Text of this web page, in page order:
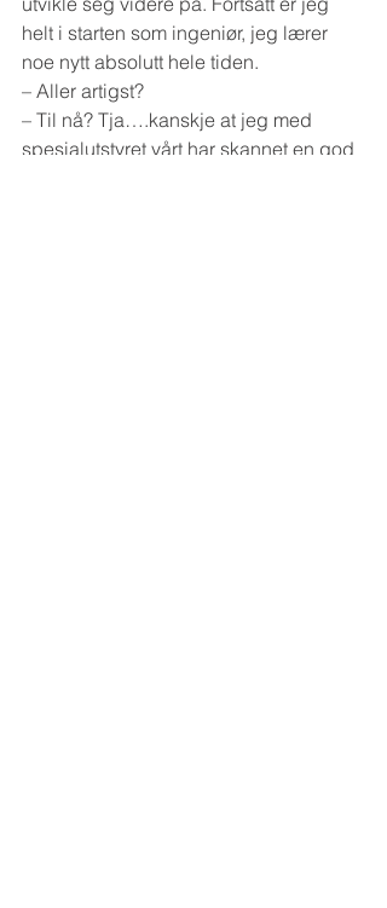
helt i starten som ingeniør, jeg lærer
noe nytt absolutt hele tiden.
– Aller artigst?
– Til nå? Tja….kanskje at jeg med
spesialutstyret vårt har skannet en god